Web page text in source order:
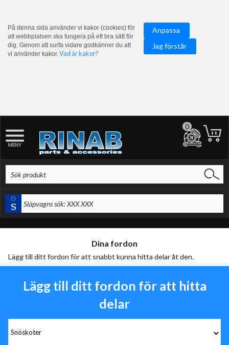
På denna sida använder vi kakor (cookies) för
att webbplatsen ska fungera på ett bra sätt för
dig. Genom att surfa vidare godkänner du att
vi använder kakor.Vad är kakor?
Anpassa
Jag förstår
0
Dina fordon
Lägg till ditt fordon för att snabbt kunna hitta delar åt den.
Lägg till ditt fordon för att hitta
delar